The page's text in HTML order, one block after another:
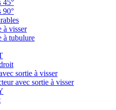
45°
90°
à visser
à tubulure
sortie à visser
avec sortie à visser